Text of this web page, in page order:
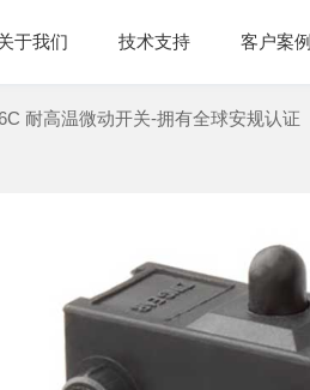
于我们 技术支持 客户案例
耐高温微动开关-拥有全球安规认证